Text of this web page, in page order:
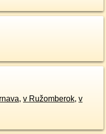
, v Ružomberok, v